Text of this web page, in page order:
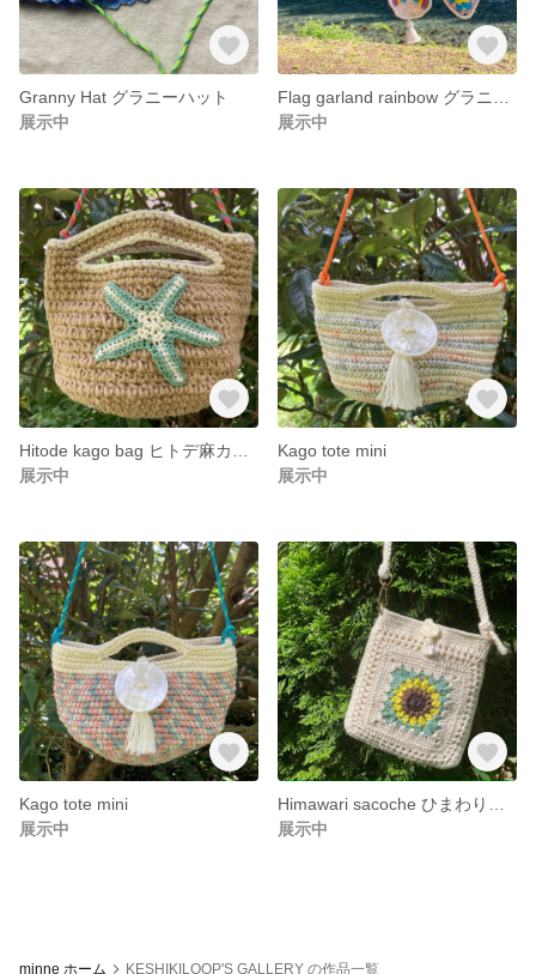
Granny Hat グラニーハット
展示中
展示中
展示中
Kago tote mini
展示中
Kago tote mini
展示中
展示中
minne ホーム KESHIKILOOP'S GALLERY の作品一覧